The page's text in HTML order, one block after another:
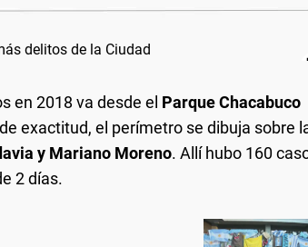
en 2018 va desde el Parque Chacabuco
exactitud, el perímetro se dibuja sobre
y Mariano Moreno. Allí hubo 160
2 días.